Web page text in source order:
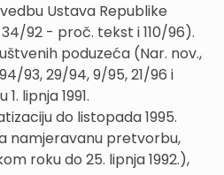
Ustava Republike
92 - proč. tekst i 110/96).
poduzeća (Nar. nov.,
93, 29/94, 9/95, 21/96 i
lipnja 1991.
do listopada 1995.
namjeravanu pretvorbu,
roku do 25. lipnja 1992.),